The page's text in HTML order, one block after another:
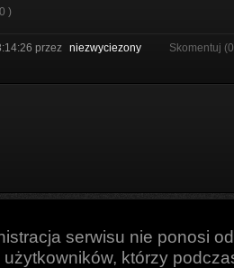
)
przez niezwyciezony Skomentuj
serwisu nie ponosi
użytkowników, którzy